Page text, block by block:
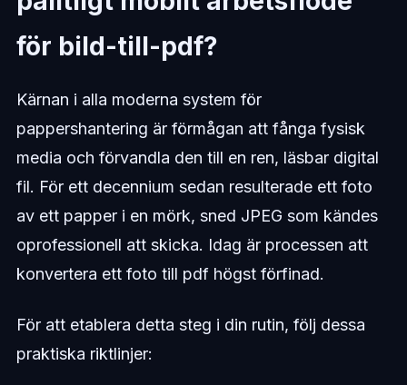
för bild-till-pdf?
Kärnan i alla moderna system för
pappershantering är förmågan att fånga fysisk
media och förvandla den till en ren, läsbar digital
fil. För ett decennium sedan resulterade ett foto
av ett papper i en mörk, sned JPEG som kändes
oprofessionell att skicka. Idag är processen att
konvertera ett foto till pdf högst förfinad.
För att etablera detta steg i din rutin, följ dessa
praktiska riktlinjer: